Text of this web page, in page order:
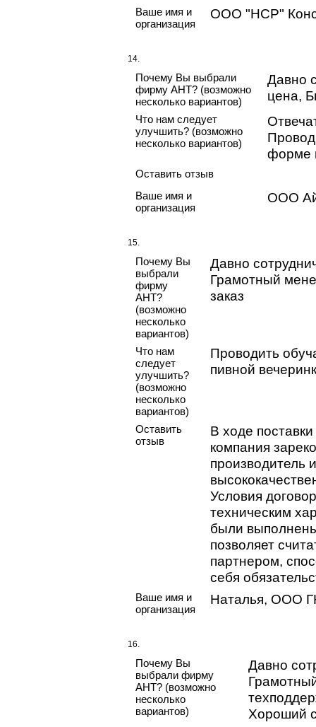
Ваше имя и
организация
ООО "НСР"
14.
Почему Вы выбрали
фирму АНТ? (возможно
несколько вариантов)
Давно
цена,
Что нам следует
улучшить? (возможно
несколько вариантов)
форме
Оставить отзыв
Ваше имя и
организация
ООО
15.
Почему Вы
выбрали
фирму
АНТ?
(возможно
несколько
вариантов)
Давно
Грамотный
заказ
Что нам
следует
улучшить?
(возможно
несколько
вариантов)
Проводить
пивной
Оставить
отзыв
В ходе
компания
производитель
Условия
техническим
были
позволяет
партнером,
себя
Ваше имя и
организация
Наталья, ООО
16.
Почему Вы
выбрали фирму
АНТ? (возможно
несколько
вариантов)
Давно
Хороший